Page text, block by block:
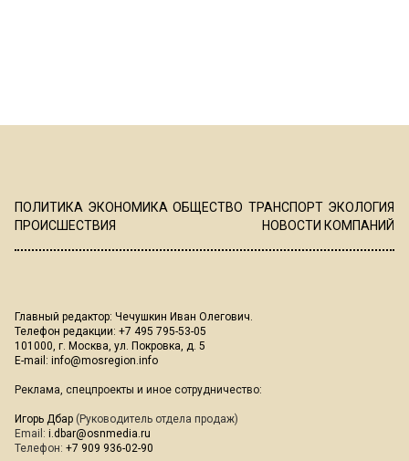
ПОЛИТИКА ЭКОНОМИКА ОБЩЕСТВО ТРАНСПОРТ ЭКОЛОГИЯ
ПРОИСШЕСТВИЯ
НОВОСТИ КОМПАНИЙ
Главный редактор: Чечушкин Иван Олегович.
Телефон редакции: +7 495 795-53-05
101000, г. Москва, ул. Покровка, д. 5
E-mail: info@mosregion.info
Реклама, спецпроекты и иное сотрудничество:
Игорь Дбар (Руководитель отдела продаж)
Email: i.dbar@osnmedia.ru
Телефон: +7 909 936-02-90